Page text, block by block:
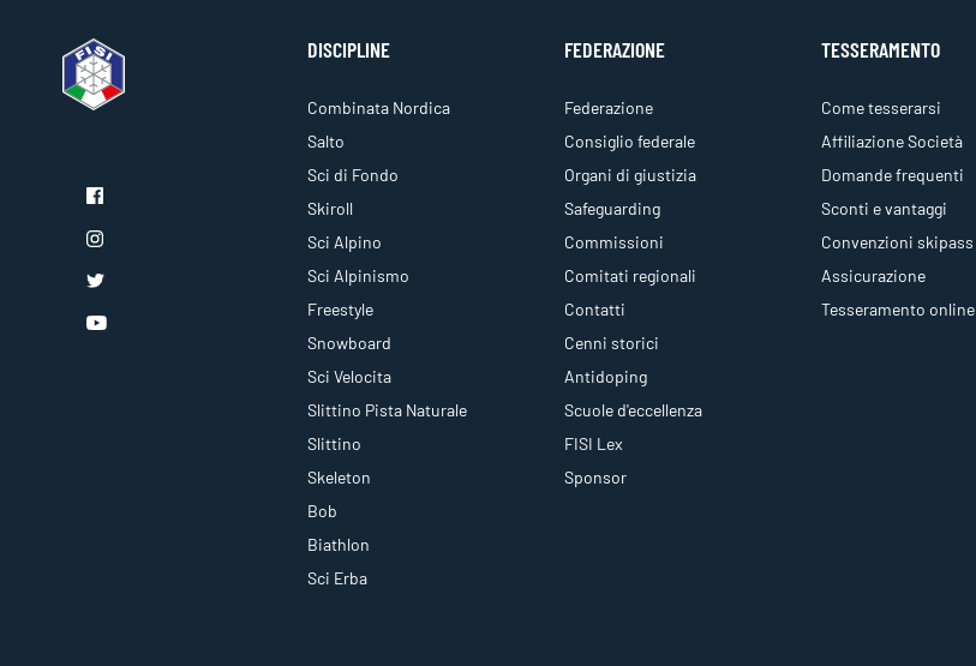
DISCIPLINE
Combinata Nordica
Salto
Sci di Fondo
Skiroll
Sci Alpino
Sci Alpinismo
Freestyle
Snowboard
Sci Velocita
Slittino Pista Naturale
Slittino
Skeleton
Bob
Biathlon
Sci Erba
FEDERAZIONE
Federazione
Consiglio federale
Organi di giustizia
Safeguarding
Commissioni
Comitati regionali
Contatti
Cenni storici
Antidoping
Scuole d'eccellenza
FISI Lex
Sponsor
TESSERAMENTO
Come tesserarsi
Affiliazione Società
Domande frequenti
Sconti e vantaggi
Convenzioni skipass
Assicurazione
Tesseramento online